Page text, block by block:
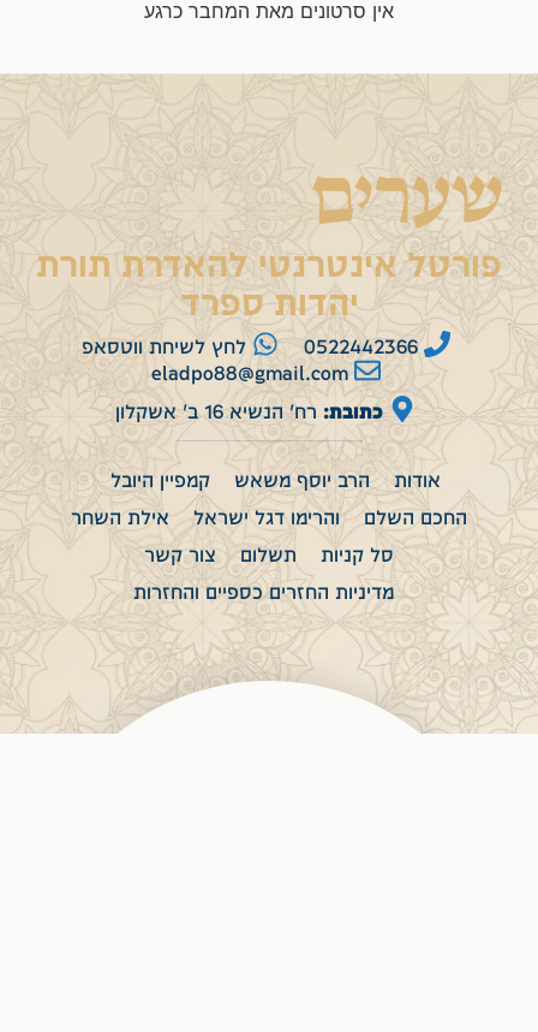
אין סרטונים מאת המחבר כרגע
שערים
פורטל אינטרנטי להאדרת תורת
יהדות ספרד
0522442366
לחץ לשיחת ווטסאפ
eladpo88@gmail.com
כתובת: רח' הנשיא 16 ב' אשקלון
אודות הרב יוסף משאש
קמפיין היובל
החכם השלם
והרימו דגל ישראל
אילת השחר
סל קניות
תשלום
צור קשר
מדיניות החזרים כספיים והחזרות